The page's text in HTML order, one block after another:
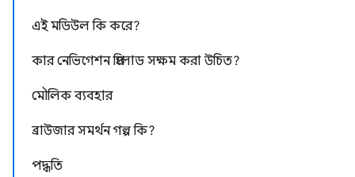
এই মডিউল কি করে?
কার নেভিগেশন প্রিলোড সক্ষম করা উচিত?
মৌলিক ব্যবহার
ব্রাউজার সমর্থন গল্প কি?
পদ্ধতি